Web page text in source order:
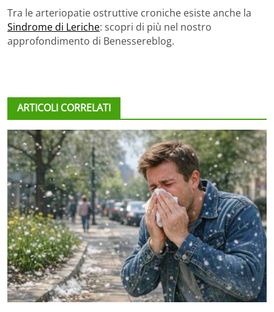
Tra le arteriopatie ostruttive croniche esiste anche la
Sindrome di Leriche: scopri di più nel nostro
approfondimento di Benessereblog.
ARTICOLI CORRELATI